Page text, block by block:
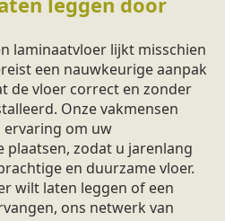
laminaatvloer lijkt misschien
een nauwkeurige aanpak
de vloer correct en zonder
Onze vakmensen
ervaring om uw
zodat u jarenlang
en duurzame vloer.
wilt laten leggen of een
ons netwerk van